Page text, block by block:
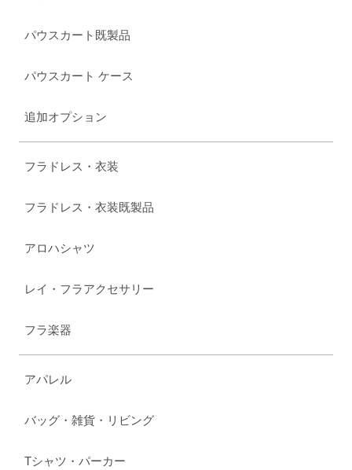
パウスカート既製品
パウスカート ケース
追加オプション
フラドレス・衣装
フラドレス・衣装既製品
アロハシャツ
レイ・フラアクセサリー
フラ楽器
アパレル
バッグ・雑貨・リビング
Tシャツ・パーカー